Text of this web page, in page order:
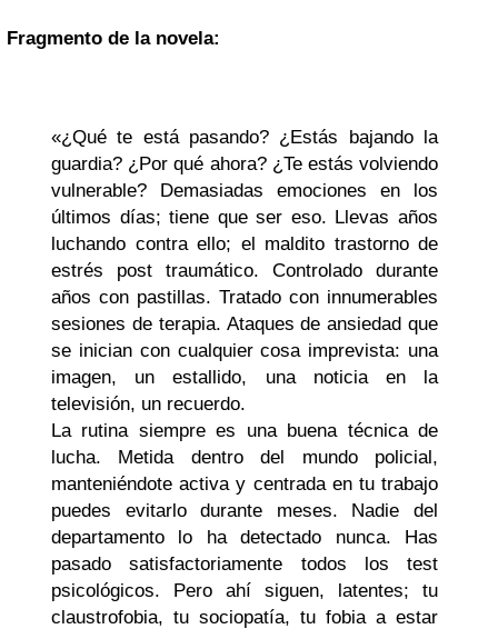
Fragmento de la novela:
«¿Qué te está pasando? ¿Estás bajando la
guardia? ¿Por qué ahora? ¿Te estás volviendo
vulnerable? Demasiadas emociones en los
últimos días; tiene que ser eso. Llevas años
luchando contra ello; el maldito trastorno de
estrés post traumático. Controlado durante
años con pastillas. Tratado con innumerables
sesiones de terapia. Ataques de ansiedad que
se inician con cualquier cosa imprevista: una
imagen, un estallido, una noticia en la
televisión, un recuerdo.
La rutina siempre es una buena técnica de
lucha. Metida dentro del mundo policial,
manteniéndote activa y centrada en tu trabajo
puedes evitarlo durante meses. Nadie del
departamento lo ha detectado nunca. Has
pasado satisfactoriamente todos los test
psicológicos. Pero ahí siguen, latentes; tu
claustrofobia, tu sociopatía, tu fobia a estar